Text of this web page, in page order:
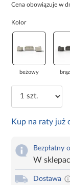
Cena obowiązuje w
Kolor
beżowy
Kup na raty już
Bezpłatny
W
Dostawa